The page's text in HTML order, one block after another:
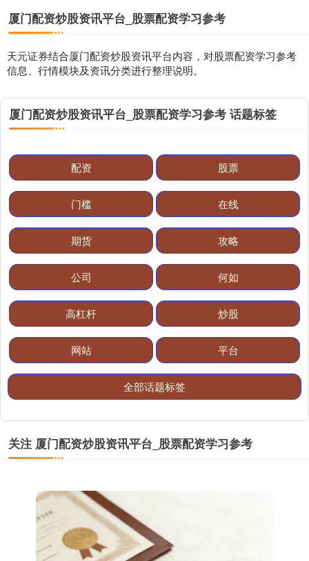
基金指数 7229.80 -1.63 -0.02%
国债指数 0.00%
期指IC0 7730.00 -1.00 -0.01%
厦门配资炒股资讯平台_股票配资学习参考
天元证券结合厦门配资炒股资讯平台内容，对股票配资学习参考
信息、行情模块及资讯分类进行整理说明。
厦门配资炒股资讯平台_股票配资学习参考 话题标签
配资 股票
门槛 在线
期货 攻略
公司 何如
高杠杆 炒股
网站 平台
全部话题标签
关注 厦门配资炒股资讯平台_股票配资学习参考